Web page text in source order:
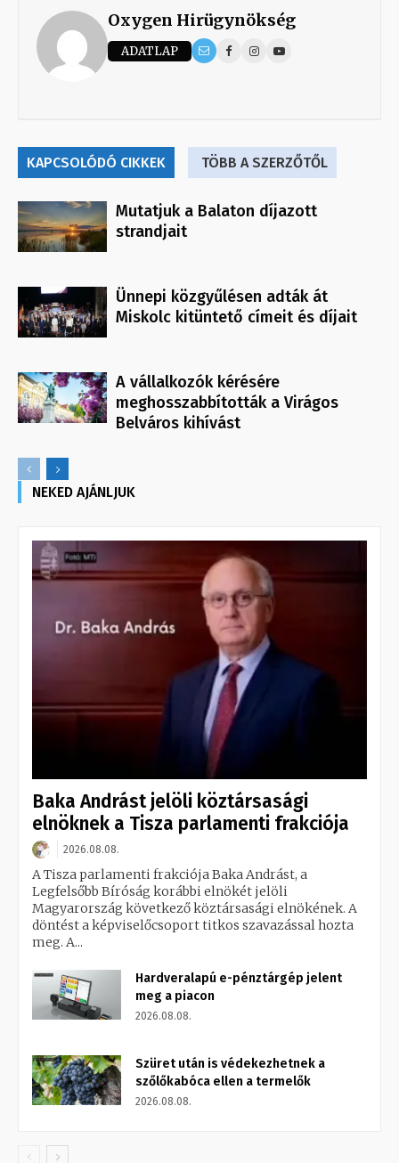
Oxygen Hirügynökség
ADATLAP
KAPCSOLÓDÓ CIKKEK TÖBB A SZERZŐTŐL
Mutatjuk a Balaton díjazott
strandjait
Ünnepi közgyűlésen adták át
Miskolc kitüntető címeit és díjait
A vállalkozók kérésére
meghosszabbították a Virágos
Belváros kihívást
NEKED AJÁNLJUK
Baka Andrást jelöli köztársasági
elnöknek a Tisza parlamenti frakciója
2026.08.08.
A Tisza parlamenti frakciója Baka Andrást, a
Legfelsőbb Bíróság korábbi elnökét jelöli
Magyarország következő köztársasági elnökének. A
döntést a képviselőcsoport titkos szavazással hozta
meg. A...
Hardveralapú e-pénztárgép jelent
meg a piacon
2026.08.08.
Szüret után is védekezhetnek a
szőlőkabóca ellen a termelők
2026.08.08.